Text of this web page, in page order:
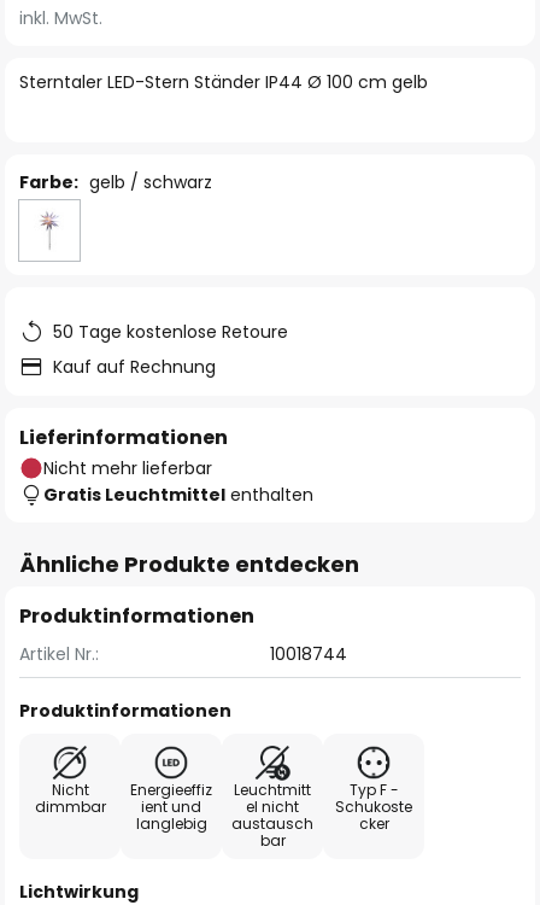
der
springen
Sterntaler LED-Stern Ständer IP44 Ø 100 cm gelb
inkl. MwSt.
Farbe: gelb / schwarz
50 Tage kostenlose Retoure
Kauf auf Rechnung
Lieferinformationen
Nicht mehr lieferbar
Gratis Leuchtmittel enthalten
Ähnliche Produkte entdecken
Produktinformationen
Artikel Nr.: 10018744
Produktinformationen
Nicht
dimmbar
Energieeffiz
ient und
langlebig
Leuchtmitt
el nicht
austausch
bar
Typ F -
Schukoste
cker
Lichtwirkung